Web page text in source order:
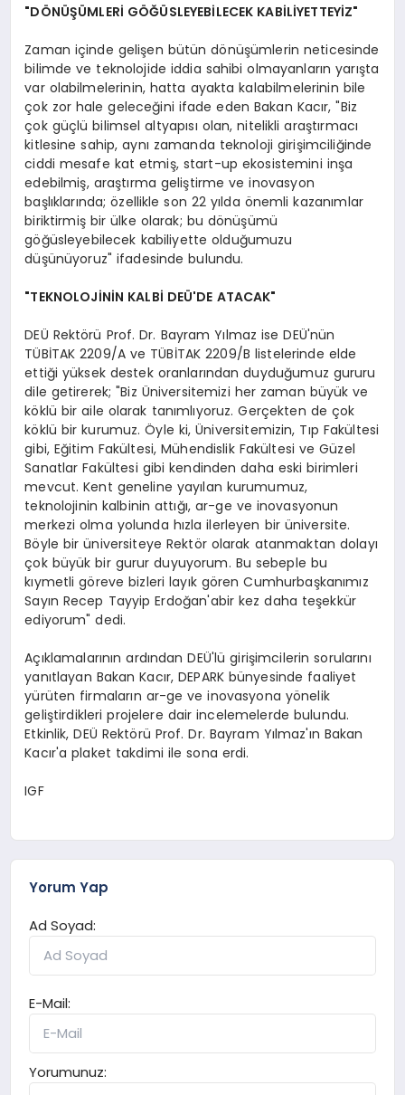
"DÖNÜŞÜMLERİ GÖĞÜSLEYEBİLECEK KABİLİYETTEYİZ"
Zaman içinde gelişen bütün dönüşümlerin neticesinde
bilimde ve teknolojide iddia sahibi olmayanların yarışta
var olabilmelerinin, hatta ayakta kalabilmelerinin bile
çok zor hale geleceğini ifade eden Bakan Kacır, "Biz
çok güçlü bilimsel altyapısı olan, nitelikli araştırmacı
kitlesine sahip, aynı zamanda teknoloji girişimciliğinde
ciddi mesafe kat etmiş, start-up ekosistemini inşa
edebilmiş, araştırma geliştirme ve inovasyon
başlıklarında; özellikle son 22 yılda önemli kazanımlar
biriktirmiş bir ülke olarak; bu dönüşümü
göğüsleyebilecek kabiliyette olduğumuzu
düşünüyoruz" ifadesinde bulundu.
"TEKNOLOJİNİN KALBİ DEÜ'DE ATACAK"
DEÜ Rektörü Prof. Dr. Bayram Yılmaz ise DEÜ'nün
TÜBİTAK 2209/A ve TÜBİTAK 2209/B listelerinde elde
ettiği yüksek destek oranlarından duyduğumuz gururu
dile getirerek; "Biz Üniversitemizi her zaman büyük ve
köklü bir aile olarak tanımlıyoruz. Gerçekten de çok
köklü bir kurumuz. Öyle ki, Üniversitemizin, Tıp Fakültesi
gibi, Eğitim Fakültesi, Mühendislik Fakültesi ve Güzel
Sanatlar Fakültesi gibi kendinden daha eski birimleri
mevcut. Kent geneline yayılan kurumumuz,
teknolojinin kalbinin attığı, ar-ge ve inovasyonun
merkezi olma yolunda hızla ilerleyen bir üniversite.
Böyle bir üniversiteye Rektör olarak atanmaktan dolayı
çok büyük bir gurur duyuyorum. Bu sebeple bu
kıymetli göreve bizleri layık gören Cumhurbaşkanımız
Sayın Recep Tayyip Erdoğan'abir kez daha teşekkür
ediyorum" dedi.
Açıklamalarının ardından DEÜ'lü girişimcilerin sorularını
yanıtlayan Bakan Kacır, DEPARK bünyesinde faaliyet
yürüten firmaların ar-ge ve inovasyona yönelik
geliştirdikleri projelere dair incelemelerde bulundu.
Etkinlik, DEÜ Rektörü Prof. Dr. Bayram Yılmaz'ın Bakan
Kacır'a plaket takdimi ile sona erdi.
IGF
Yorum Yap
Ad Soyad:
E-Mail:
Yorumunuz: